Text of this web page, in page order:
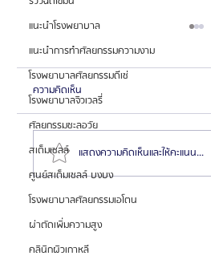
แนะนำโรงพยาบาล
แนะนำการทำศัลยกรรมความงาม
โรงพยาบาลศัลยกรรมดีเซ่
โรงพยาบาลจิวเวลรี่
ศัลยกรรมชะลอวัย
สเต็มเซลล์
ศูนย์สเต็มเซลล์ บงบง
โรงพยาบาลศัลยกรรมเอโตน
ผ่าตัดเพิ่มความสูง
คลินิกผิวเกาหลี
ความสำคัญของการตรวจสุขภ
พยาบาลบาโนบากิ (Banobagi)
ความคิดเห็น
แสดงความคิดเห็นและให้คะแนน...